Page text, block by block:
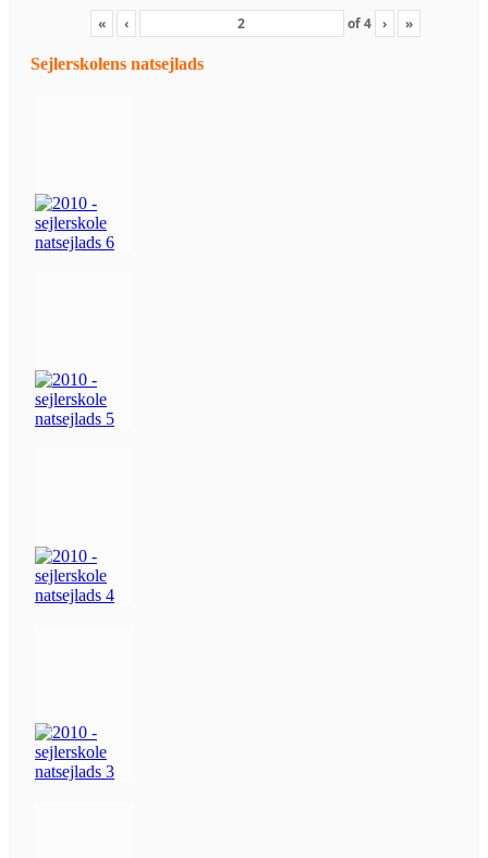
« ‹ of4 › »
Sejlerskolens natsejlads